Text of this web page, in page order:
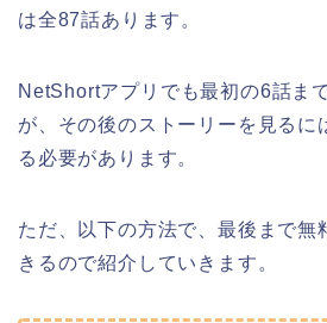
は全87話あります。
NetShortアプリでも最初の6話ま
が、その後のストーリーを見るに
る必要があります。
ただ、以下の方法で、最後まで無
きるので紹介していきます。